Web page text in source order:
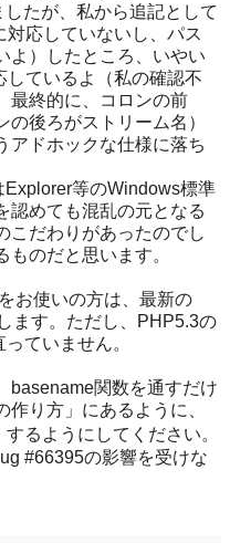
たが、私から追記として
応していないし、パス
よ）したところ、いやい
ているよ（私の確認不
最終的に、コロンの前
の後ろがストリーム名）
アドホックな仕様に落ち
等のWindows標準
認めても混乱の元となる
こだわりがあったのでし
ものだと思います。
お使いの方は、最新の
ます。ただし、PHP5.3の
ていません。
basename関数を通すだけ
り方」にあるように、
するようにしてください。
#66395の影響を受けな